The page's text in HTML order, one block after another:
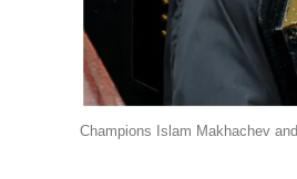
Champions Islam Makhachev